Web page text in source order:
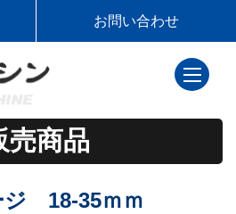
お問い合わせ
toggle
売商品
ジ 18-35ｍｍ